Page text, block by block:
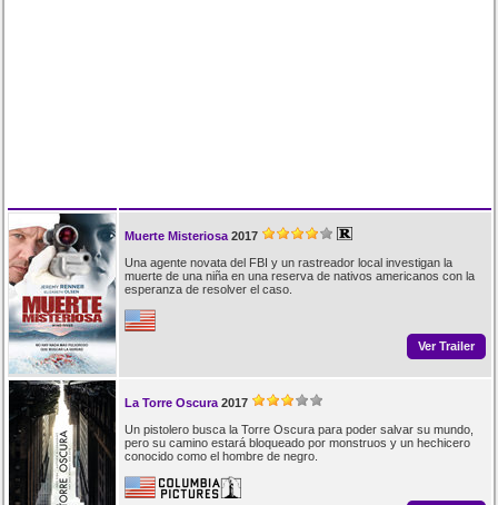
Muerte Misteriosa 2017
Una agente novata del FBI y un rastreador local investigan la
muerte de una niña en una reserva de nativos americanos con la
esperanza de resolver el caso.
Ver Trailer
La Torre Oscura 2017
Un pistolero busca la Torre Oscura para poder salvar su mundo,
pero su camino estará bloqueado por monstruos y un hechicero
conocido como el hombre de negro.